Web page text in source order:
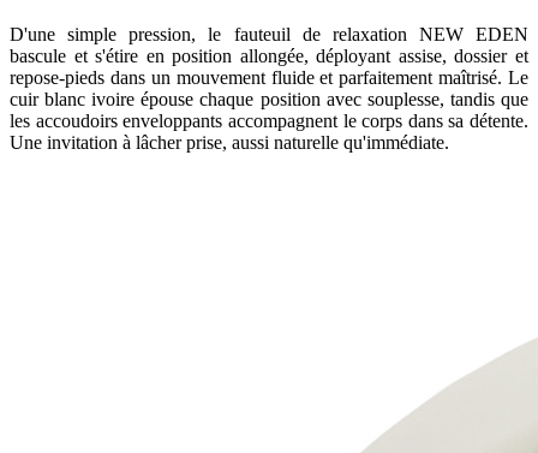
D'une simple pression, le fauteuil de relaxation NEW EDEN
bascule et s'étire en position allongée, déployant assise, dossier et
repose-pieds dans un mouvement fluide et parfaitement maîtrisé. Le
cuir blanc ivoire épouse chaque position avec souplesse, tandis que
les accoudoirs enveloppants accompagnent le corps dans sa détente.
Une invitation à lâcher prise, aussi naturelle qu'immédiate.